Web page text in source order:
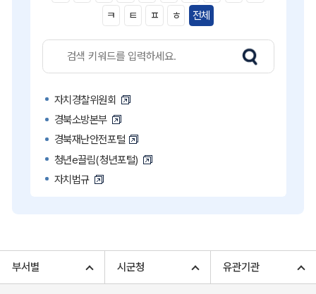
ㅋ
ㅌ ㅍ ㅎ 전체
자치경찰위원회
경북소방본부
경북재난안전포털
청년e끌림(청년포털)
자치법규
고향사랑기부 아너스 클럽
부서별 시군청 유관기관